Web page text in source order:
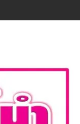
บเคลื่อนทักษะชีวิต สร้า